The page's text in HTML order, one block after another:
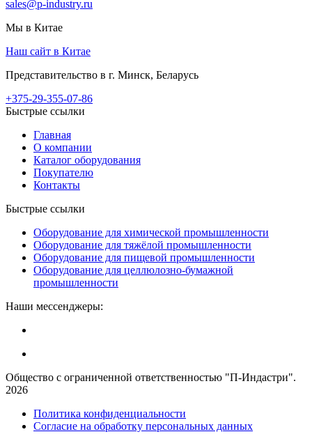
sales@p-industry.ru
Мы в Китае
Наш сайт в Китае
Представительство в г. Минск, Беларусь
+375-29-355-07-86
Быстрые ссылки
Главная
О компании
Каталог оборудования
Покупателю
Контакты
Быстрые ссылки
Оборудование для химической промышленности
Оборудование для тяжёлой промышленности
Оборудование для пищевой промышленности
Оборудование для целлюлозно-бумажной
промышленности
Наши мессенджеры:
Общество с ограниченной ответственностью "П-Индастри".
2026
Политика конфиденциальности
Согласие на обработку персональных данных